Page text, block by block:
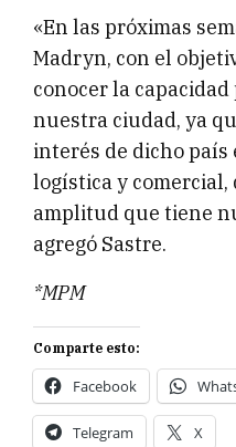
«En las próximas
Madryn, con el
conocer la
nuestra ciudad, ya
interés de dicho
logística y comercial,
amplitud que tiene
agregó Sastre.
*MPM
Comparte esto:
Facebook
Telegram X